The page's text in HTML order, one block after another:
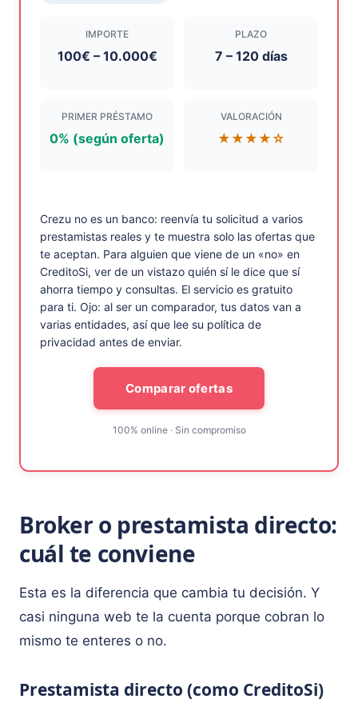
IMPORTE
100€ – 10.000€
PLAZO
7 – 120 días
PRIMER PRÉSTAMO
0% (según oferta)
VALORACIÓN
★★★★☆
Crezu no es un banco: reenvía tu solicitud a varios
prestamistas reales y te muestra solo las ofertas que
te aceptan. Para alguien que viene de un «no» en
CreditoSi, ver de un vistazo quién sí le dice que sí
ahorra tiempo y consultas. El servicio es gratuito
para ti. Ojo: al ser un comparador, tus datos van a
varias entidades, así que lee su política de
privacidad antes de enviar.
Comparar ofertas
100% online · Sin compromiso
Broker o prestamista directo:
cuál te conviene
Esta es la diferencia que cambia tu decisión. Y
casi ninguna web te la cuenta porque cobran lo
mismo te enteres o no.
Prestamista directo (como CreditoSi)